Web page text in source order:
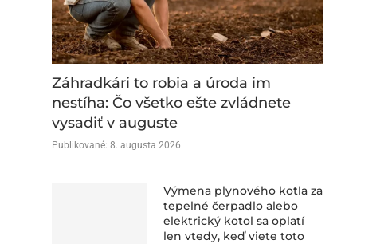
Záhradkári to robia a úroda im
nestíha: Čo všetko ešte zvládnete
vysadiť v auguste
Publikované: 8. augusta 2026
Výmena plynového kotla za
tepelné čerpadlo alebo
elektrický kotol sa oplatí
len vtedy, keď viete toto